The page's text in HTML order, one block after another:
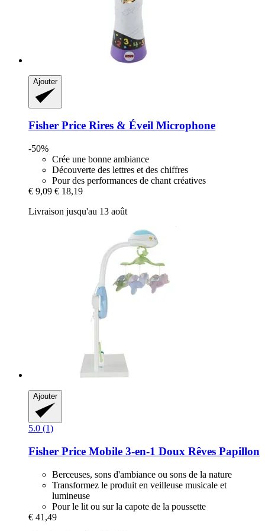
Ajouter
Fisher Price Rires & Éveil Microphone
-50%
Crée une bonne ambiance
Découverte des lettres et des chiffres
Pour des performances de chant créatives
€ 9,09 € 18,19
Livraison jusqu'au 13 août
Ajouter
5.0 (1)
Fisher Price Mobile 3-​en-​1 Doux Rêves Papillon
Berceuses, sons d'ambiance ou sons de la nature
Transformez le produit en veilleuse musicale et
lumineuse
Pour le lit ou sur la capote de la poussette
€ 41,49